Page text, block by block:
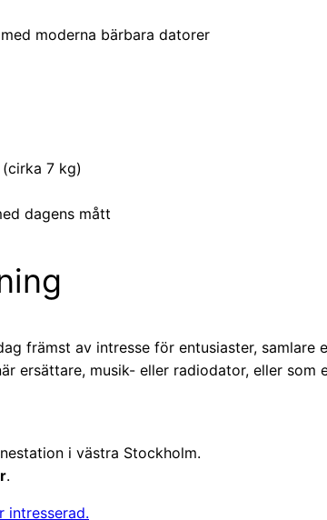
moderna bärbara datorer
7 kg)
dagens mått
främst av intresse för entusiaster, samlare
ersättare, musik- eller radiodator, eller som
i västra Stockholm.
.
intresserad.